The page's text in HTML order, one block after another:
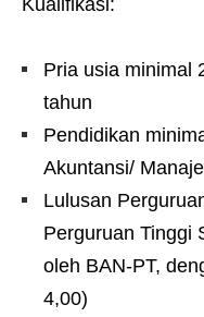
Pria usia minimal
tahun
Pendidikan
Akuntansi/
Lulusan
Perguruan Tinggi
oleh BAN-PT,
4,00)